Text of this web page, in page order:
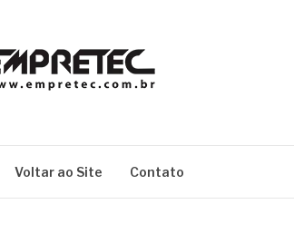
Voltar ao Site Contato